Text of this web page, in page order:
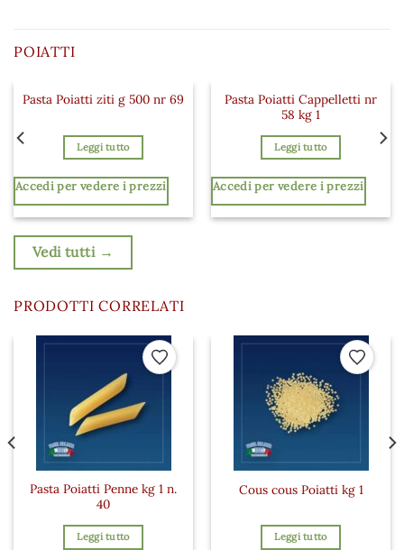
POIATTI
Aggiungi ai preferiti
Pasta Poiatti ziti g 500 nr 69
Leggi tutto
Accedi per vedere i prezzi
Pasta Poiatti Cappelletti nr
58 kg 1
Leggi tutto
Accedi per vedere i prezzi
ai preferiti
Vedi tutti →
PRODOTTI CORRELATI
Aggiungi ai preferiti
Pasta Poiatti Penne kg 1 n.
40
Leggi tutto
Cous cous Poiatti kg 1
Leggi tutto